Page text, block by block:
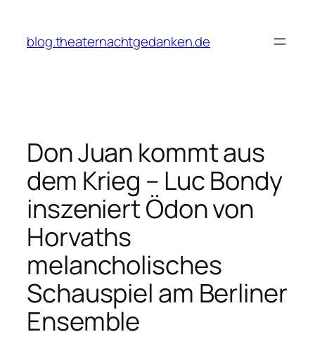
springen
blog.theaternachtgedanken.de
Don Juan kommt aus
dem Krieg – Luc Bondy
inszeniert Ödon von
Horvaths
melancholisches
Schauspiel am Berliner
Ensemble